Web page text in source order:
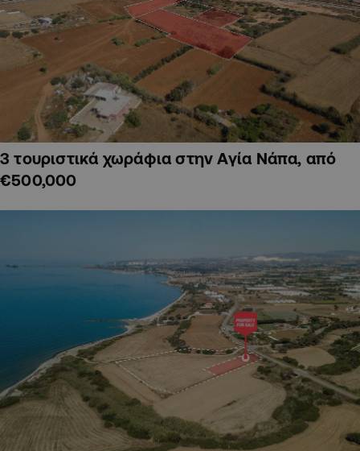
3 τουριστικά χωράφια στην Αγία Νάπα, από
€500,000